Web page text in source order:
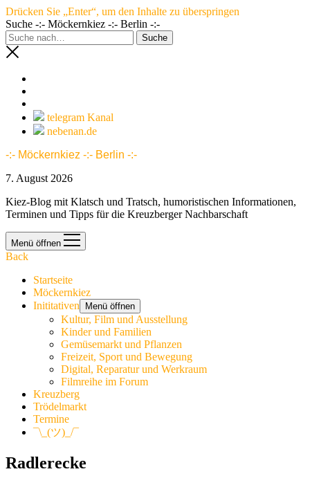
Drücken Sie „Enter“, um den Inhalte zu überspringen
Suche -:- Möckernkiez -:- Berlin -:-
telegram Kanal
nebenan.de
-:- Möckernkiez -:- Berlin -:-
7. August 2026
Kiez-Blog mit Klatsch und Tratsch, humoristischen Informationen,
Terminen und Tipps für die Kreuzberger Nachbarschaft
Menü öffnen
Back
Startseite
Möckernkiez
Inititativen
Menü öffnen
Kultur, Film und Ausstellung
Kinder und Familien
Gemüsemarkt und Pflanzen
Freizeit, Sport und Bewegung
Digital, Reparatur und Werkraum
Filmreihe im Forum
Kreuzberg
Trödelmarkt
Termine
¯\_(ツ)_/¯
Radlerecke